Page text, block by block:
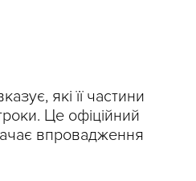
які її частини
Це офіційний
впровадження